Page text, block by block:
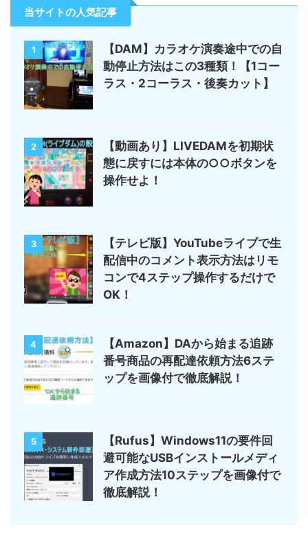
当サイトの人気記事
1
【DAM】カラオケ演奏途中での自
動停止方法はこの3種類！【1コー
ラス・2コーラス・後奏カット】
2
【動画あり】LIVEDAMを初期状
態に戻すには本体の○○ボタンを
操作せよ！
3
【テレビ版】YouTubeライブで生
配信中のコメント表示方法はリモ
コンで4ステップ操作するだけで
OK！
4
【Amazon】DAから始まる追跡
番号商品の再配達依頼方法6ステ
ップを画像付で徹底解説！
5
【Rufus】Windows11の要件回
避可能なUSBインストールメディ
ア作成方法10ステップを画像付で
徹底解説！